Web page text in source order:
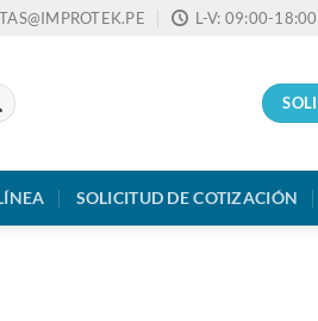
L-V: 09:00-18:00
SOLICITUD DE COTIZACIÓN